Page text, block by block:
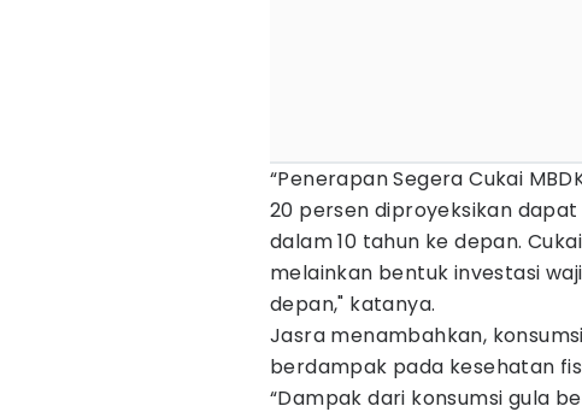
“Penerapan Segera Cukai
20 persen diproyeksikan
dalam 10 tahun ke depan.
melainkan bentuk investasi
depan," katanya.
Jasra menambahkan,
berdampak pada kesehatan
“Dampak dari konsumsi gula